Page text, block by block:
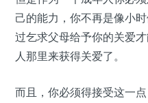
己的能力，你不再是像小
过乞求父母给予你的关爱
人那里来获得关爱了。
而且，你必须得接受这一